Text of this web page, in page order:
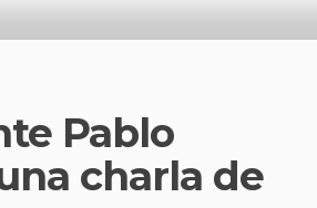
Pablo
charla de